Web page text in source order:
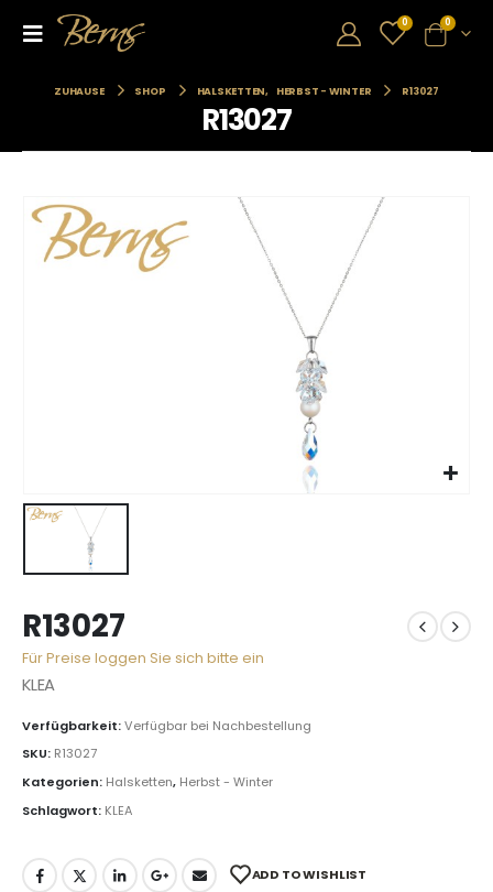
0 0
ZUHAUSE SHOP HALSKETTEN, HERBST - WINTER R13027
R13027
R13027
Für Preise loggen Sie sich bitte ein
KLEA
Verfügbarkeit:Verfügbar bei Nachbestellung
SKU: R13027
Kategorien: Halsketten, Herbst - Winter
Schlagwort: KLEA
ADD TO WISHLIST